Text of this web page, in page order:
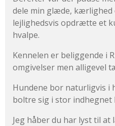
dele min glæde, kærlighed
lejlighedsvis opdrætte et
hvalpe.
Kennelen er beliggende i
omgivelser men alligevel
Hundene bor naturligvis i
boltre sig i stor indhegnet
Jeg håber du har lyst til